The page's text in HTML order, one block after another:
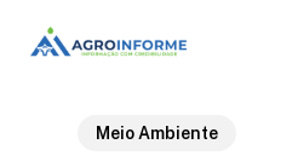
Meio Ambiente